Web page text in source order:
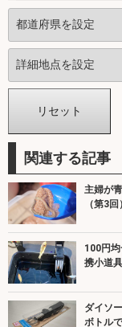
関連する記事
主婦が
（第3回）
100円
携小道具
ダイソ
ボトル